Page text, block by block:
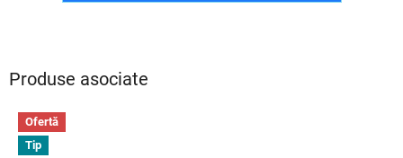
Produse asociate
Ofertă
Tip